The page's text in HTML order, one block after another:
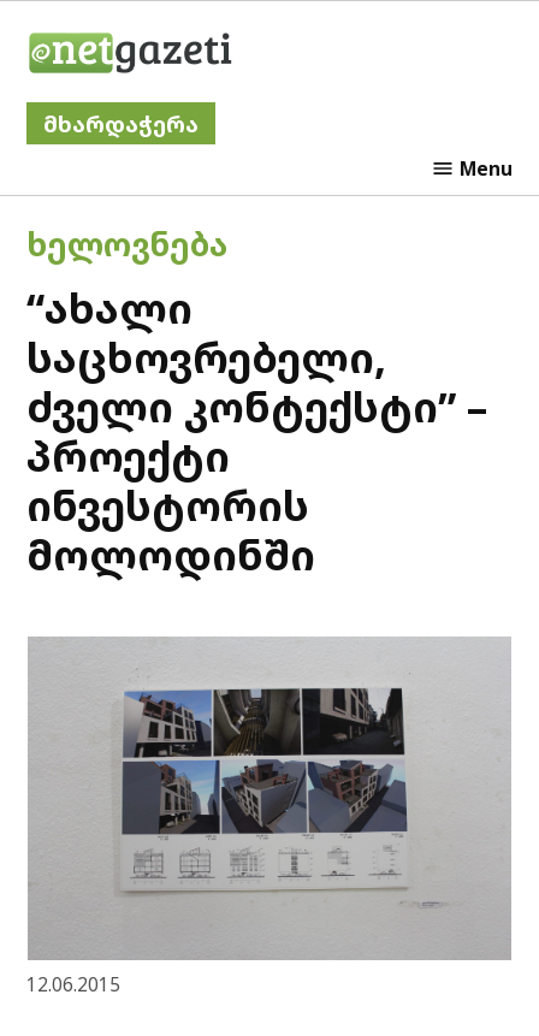
მხარდაჭერა
Menu
POSTED
ᲮᲔᲚᲝᲕᲜᲔᲑᲐ
“ახალი
საცხოვრებელი,
ძველი კონტექსტი” –
პროექტი
ინვესტორის
მოლოდინში
12.06.2015